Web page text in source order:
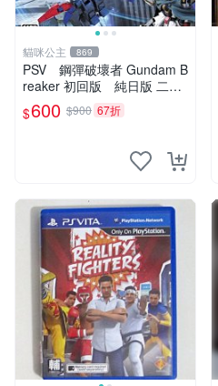
貓咪公主 869
PSV 鋼彈破壞者 Gundam B
reaker 初回版 純日版 二手
品
$600 $900 67折